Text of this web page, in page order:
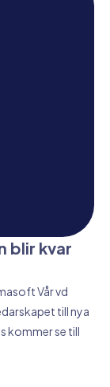
blir kvar
Vår vd
till nya
kommer se till